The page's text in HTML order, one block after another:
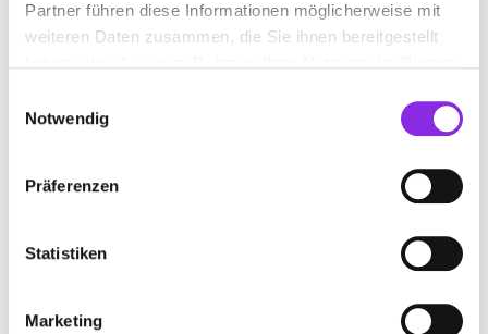
Partner führen diese Informationen möglicherweise mit
weiteren Daten zusammen, die Sie ihnen bereitgestellt
Notwendig
Präferenzen
Statistiken
Marketing
Finden
SPRUNGBRETT PERSONALSERVICE
Rheinstraße 32